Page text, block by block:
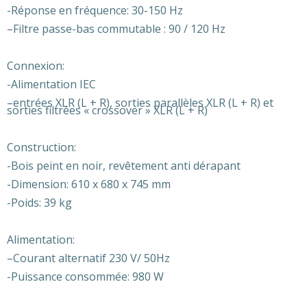
-Réponse en fréquence: 30-150 Hz
–Filtre passe-bas commutable : 90 / 120 Hz
Connexion:
-Alimentation IEC
–entrées XLR (L + R), sorties parallèles XLR (L + R) et
sorties filtrées « crossover » XLR (L + R)
Construction:
-Bois peint en noir, revêtement anti dérapant
-Dimension: 610 x 680 x 745 mm
-Poids: 39 kg
Alimentation:
–Courant alternatif 230 V/ 50Hz
-Puissance consommée: 980 W